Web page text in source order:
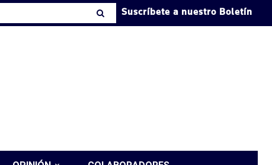
Suscríbete a nuestro Boletín